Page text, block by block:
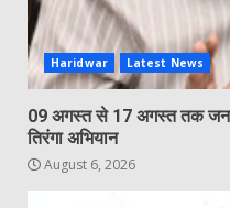
Haridwar Latest News
09 अगस्त से 17 अगस्त तक
तिरंगा अभियान
August 6, 2026